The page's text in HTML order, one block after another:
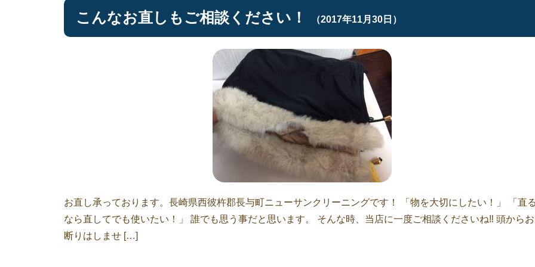
こんなお直しもご相談ください！ （2017年11月30日）
お直し承っております。長崎県西彼杵郡長与町ニューサンクリーニングです！ 「物を大切にしたい！」 「直
なら直してでも使いたい！」 誰でも思う事だと思います。 そんな時、当店に一度ご相談くださいね‼︎ 頭からお
断りはしませ […]